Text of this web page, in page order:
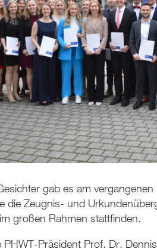
gab es am
die Zeugnis- und
großen Rahmen stattfinden.
PHWT-Präsident Prof. Dr.